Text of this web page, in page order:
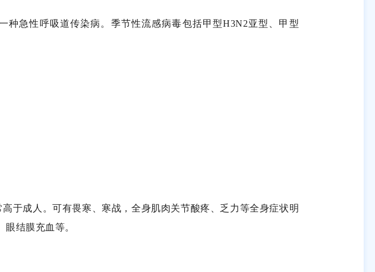
种急性呼吸道传染病。季节性流感病毒包括甲型H3N2亚型、甲型
于成人。可有畏寒、寒战，全身肌肉关节酸疼、乏力等全身症状明
结膜充血等。